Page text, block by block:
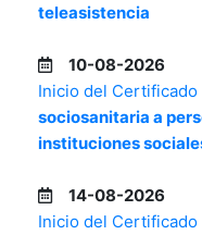
teleasistencia
10-08-2026
Inicio del
sociosanitaria a
instituciones
14-08-2026
Inicio del